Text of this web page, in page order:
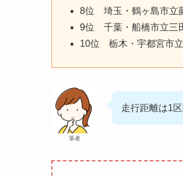
8位 埼玉・鶴ヶ島市立藤
9位 千葉・船橋市立三田
10位 栃木・宇都宮市立
筆者
走行距離は1